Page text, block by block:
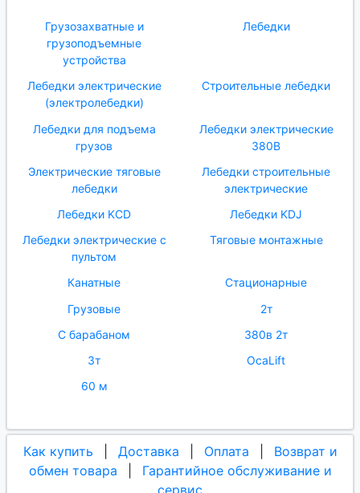
Грузозахватные и
грузоподъемные
устройства
Лебедки
Лебедки электрические
(электролебедки)
Строительные лебедки
Лебедки для подъема
грузов
Лебедки электрические
380В
Электрические тяговые
лебедки
Лебедки строительные
электрические
Лебедки KCD
Лебедки KDJ
Лебедки электрические с
пультом
Тяговые монтажные
Канатные
Стационарные
Грузовые
2т
С барабаном
380в 2т
3т
OcaLift
60 м
Как купить Доставка Оплата
Возврат и
обмен товара
Гарантийное обслуживание и